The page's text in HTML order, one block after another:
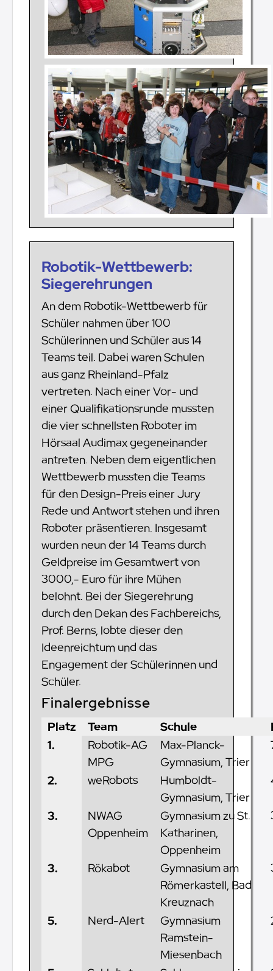
Robotik-Wettbewerb:
Siegerehrungen
An dem Robotik-Wettbewerb für
Schüler nahmen über 100
Schülerinnen und Schüler aus 14
Teams teil. Dabei waren Schulen
aus ganz Rheinland-Pfalz
vertreten. Nach einer Vor- und
einer Qualifikationsrunde mussten
die vier schnellsten Roboter im
Hörsaal Audimax gegeneinander
antreten. Neben dem eigentlichen
Wettbewerb mussten die Teams
für den Design-Preis einer Jury
Rede und Antwort stehen und ihren
Roboter präsentieren. Insgesamt
wurden neun der 14 Teams durch
Geldpreise im Gesamtwert von
3000,- Euro für ihre Mühen
belohnt. Bei der Siegerehrung
durch den Dekan des Fachbereichs,
Prof. Berns, lobte dieser den
Ideenreichtum und das
Engagement der Schülerinnen und
Schüler.
Finalergebnisse
Platz Team Schule
1.
Robotik-AG
MPG
Max-Planck-
Gymnasium, Trier
2. weRobots
Humboldt-
Gymnasium, Trier
3.
NWAG
Oppenheim
Gymnasium zu St.
Katharinen,
Oppenheim
3. Rökabot
Gymnasium am
Römerkastell, Bad
Kreuznach
5. Nerd-Alert
Gymnasium
Ramstein-
Miesenbach